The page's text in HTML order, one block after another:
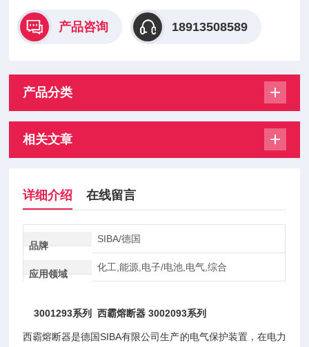
产品咨询 18913508589
产品分类
相关文章
详细介绍 在线留言
品牌
SIBA/德国
应用领域
化工,能源,电子/电池,电气,综合
3001293系列 西霸熔断器 3002093系列
西霸熔断器是德国SIBA有限公司生产的电气保护装置，在电力